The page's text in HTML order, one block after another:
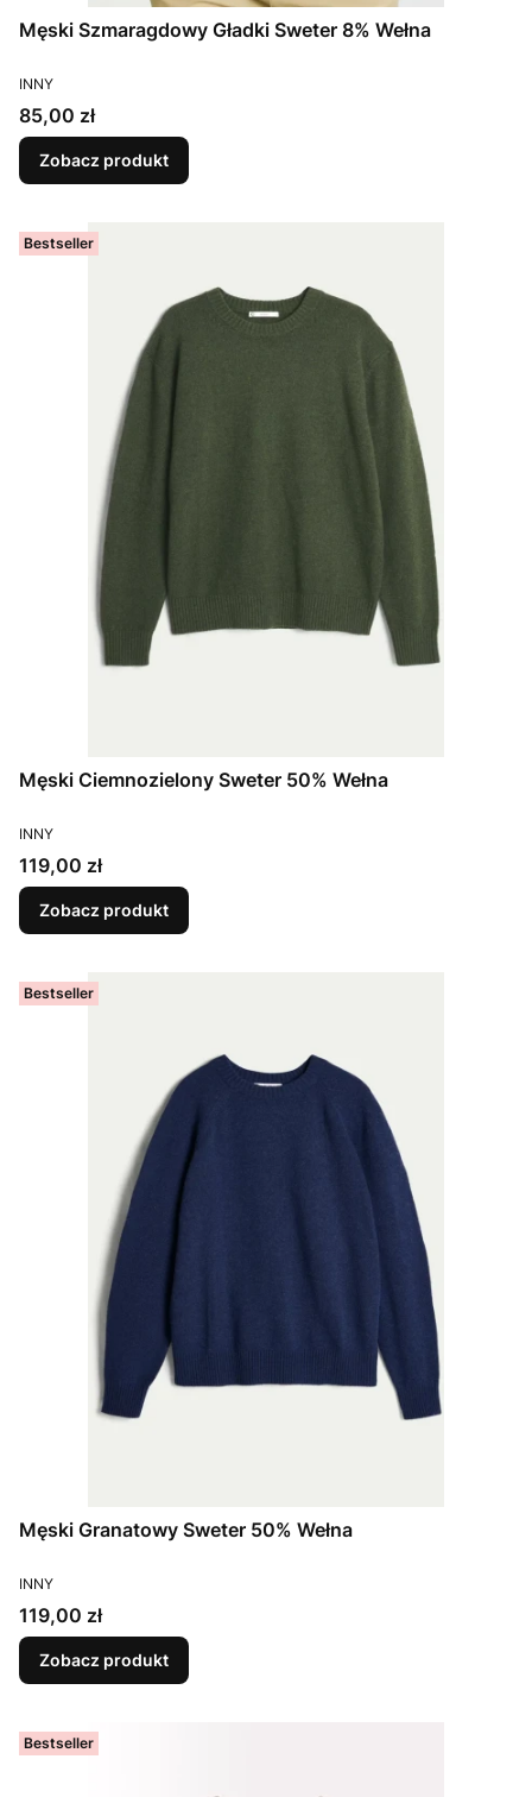
Męski Szmaragdowy Gładki Sweter 8% Wełna
PRODUCENT
INNY
Cena
85,00 zł
Zobacz produkt
Bestseller
Męski Ciemnozielony Sweter 50% Wełna
PRODUCENT
INNY
Cena
119,00 zł
Zobacz produkt
Bestseller
Męski Granatowy Sweter 50% Wełna
PRODUCENT
INNY
Cena
119,00 zł
Zobacz produkt
Bestseller